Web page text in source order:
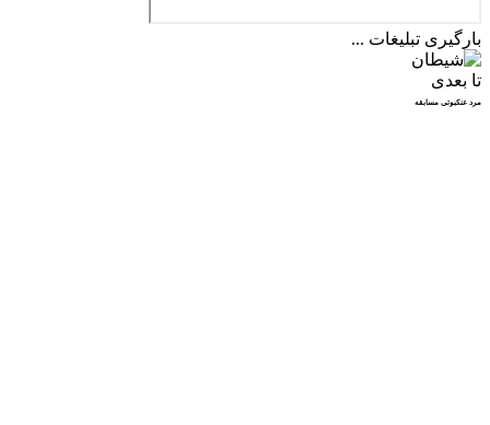
بارگیری تبلیغات ...
تا بعدی
مرد عنکبوتی مسابقه